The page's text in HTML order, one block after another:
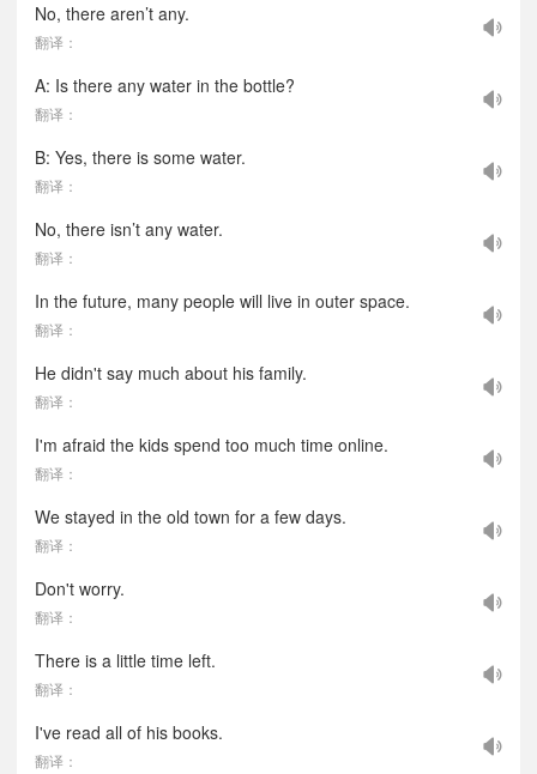
No, there aren’t any.
翻译：
A: Is there any water in the bottle?
翻译：
B: Yes, there is some water.
翻译：
No, there isn’t any water.
翻译：
In the future, many people will live in outer space.
翻译：
He didn't say much about his family.
翻译：
I'm afraid the kids spend too much time online.
翻译：
We stayed in the old town for a few days.
翻译：
Don't worry.
翻译：
There is a little time left.
翻译：
I've read all of his books.
翻译：